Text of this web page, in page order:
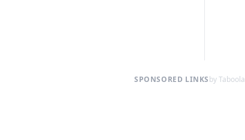
SPONSORED LINKSby Taboola